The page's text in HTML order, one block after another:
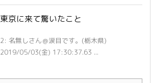
東京に来て驚いたこと
2: 名無しさん＠涙目です。(栃木県)
2019/05/03(金) 17:30:37.63 ...